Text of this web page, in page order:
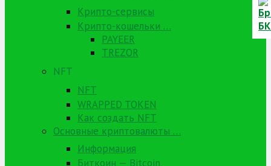
Крипто-сервисы
Крипто-кошельки …
PAYEER
TREZOR
NFT
NFT
WRAPPED TOKEN
Как создать NFT
Основные криптовалюты …
Информация
Биткоин — Bitcoin